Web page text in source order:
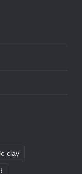
clay